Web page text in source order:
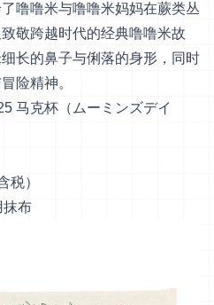
噜噜米与噜噜米妈妈在蕨类丛
敬跨越时代的经典噜噜米故
长的鼻子与俐落的身形，同时
险精神。
马克杯（ムーミンズデイ
税）
抹布